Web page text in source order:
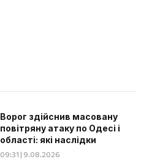
Ворог здійснив масовану
повітряну атаку по Одесі і
області: які наслідки
09:31 | 9.08.2026